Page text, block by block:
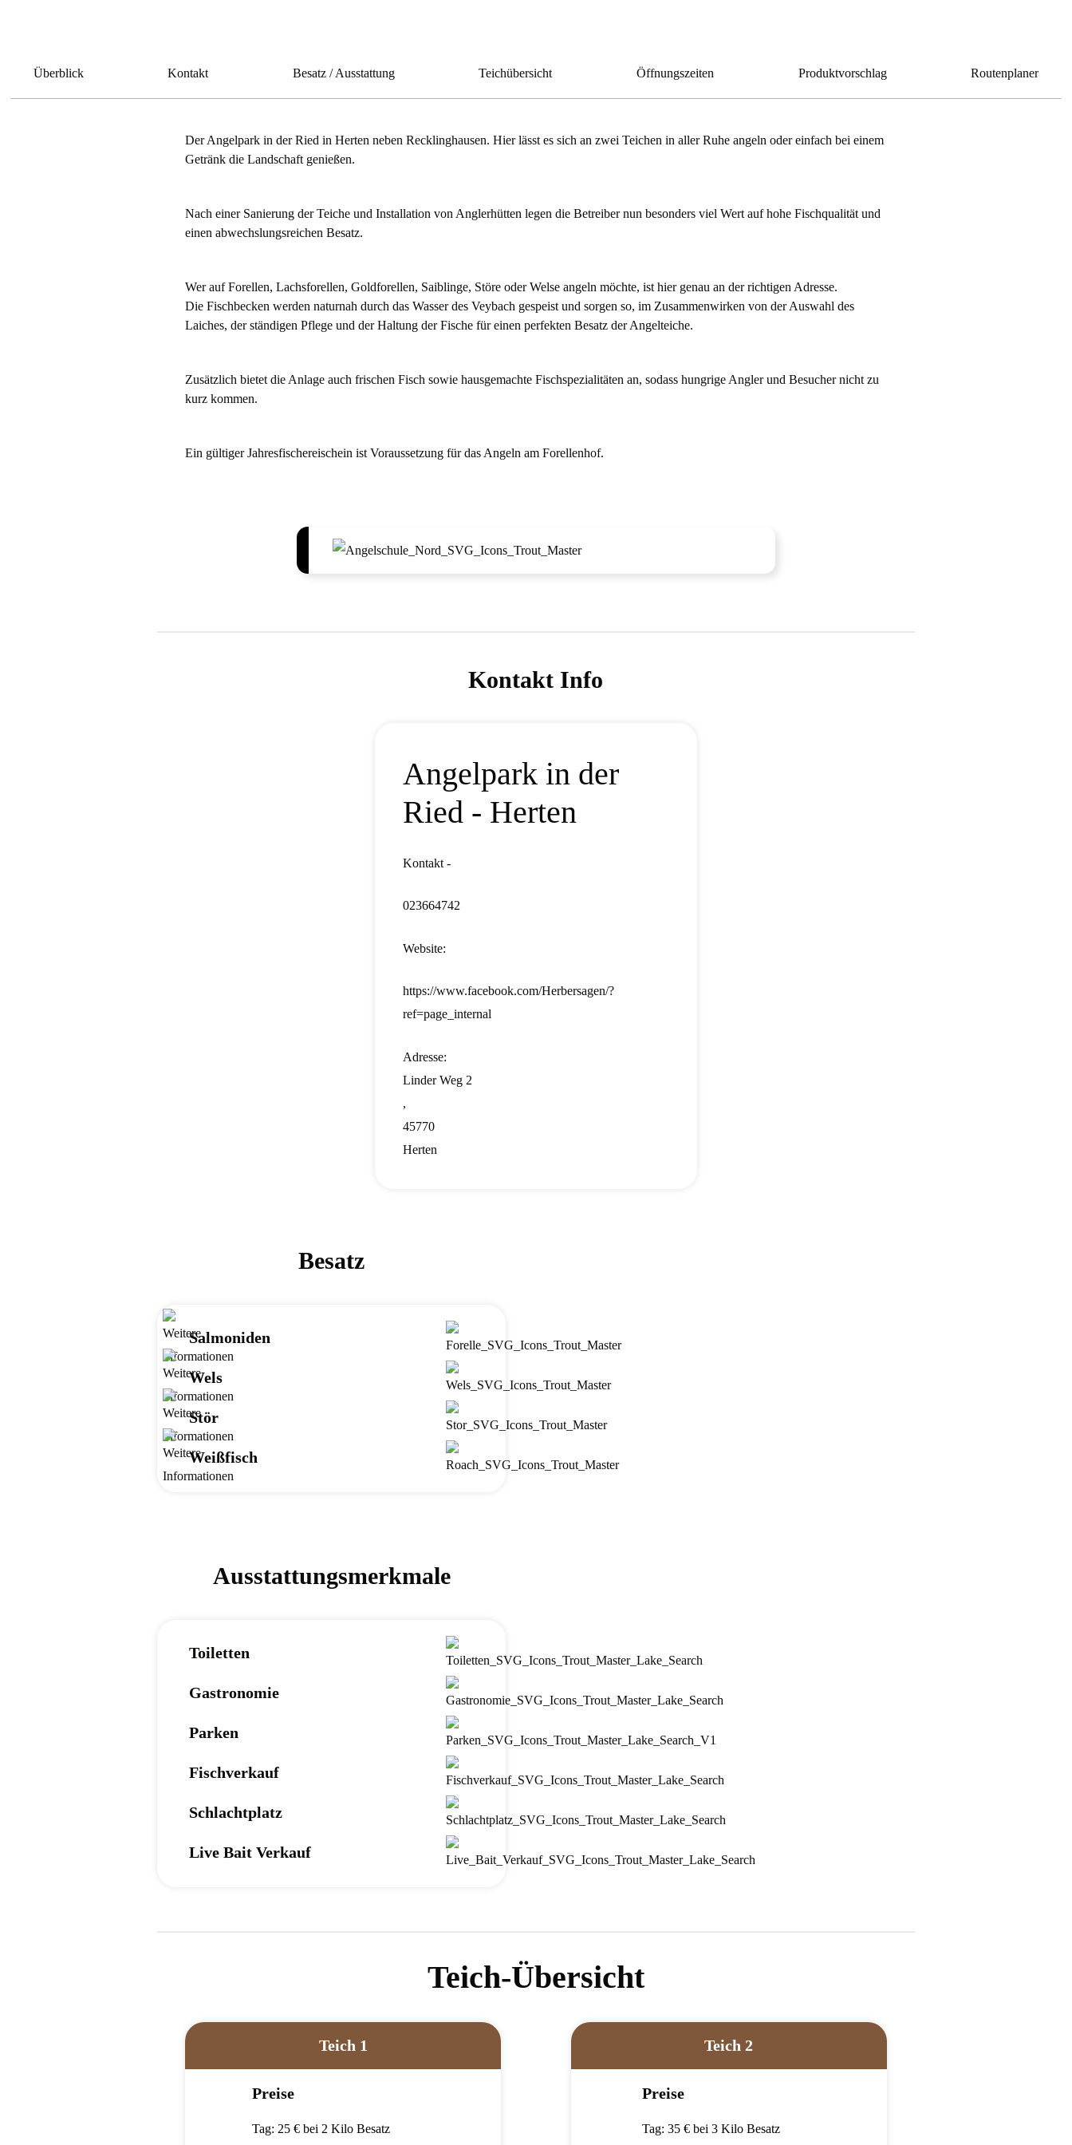
Überblick Kontakt Besatz / Ausstattung Teichübersicht Öffnungszeiten Produktvorschlag Routenplaner
Der Angelpark in der Ried in Herten neben Recklinghausen. Hier lässt es sich an zwei Teichen in aller Ruhe angeln oder einfach bei einem
Getränk die Landschaft genießen.
Nach einer Sanierung der Teiche und Installation von Anglerhütten legen die Betreiber nun besonders viel Wert auf hohe Fischqualität und
einen abwechslungsreichen Besatz.
Wer auf Forellen, Lachsforellen, Goldforellen, Saiblinge, Störe oder Welse angeln möchte, ist hier genau an der richtigen Adresse.
Die Fischbecken werden naturnah durch das Wasser des Veybach gespeist und sorgen so, im Zusammenwirken von der Auswahl des
Laiches, der ständigen Pflege und der Haltung der Fische für einen perfekten Besatz der Angelteiche.
Zusätzlich bietet die Anlage auch frischen Fisch sowie hausgemachte Fischspezialitäten an, sodass hungrige Angler und Besucher nicht zu
kurz kommen.
Ein gültiger Jahresfischereischein ist Voraussetzung für das Angeln am Forellenhof.
Kontakt Info
Angelpark in der
Ried - Herten
Kontakt -
023664742
Website:
https://www.facebook.com/Herbersagen/?
ref=page_internal
Adresse:
Linder Weg 2
,
45770
Herten
Besatz
Salmoniden
Wels
Stör
Weißfisch
Ausstattungsmerkmale
Toiletten
Gastronomie
Parken
Fischverkauf
Schlachtplatz
Live Bait Verkauf
Teich-Übersicht
Teich 1
Preise
Tag: 25 € bei 2 Kilo Besatz
Teich 2
Preise
Tag: 35 € bei 3 Kilo Besatz